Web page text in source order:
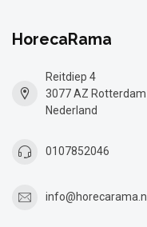
HorecaRama
Reitdiep 4
3077 AZ Rotterdam
Nederland
0107852046
info@horecarama.nl